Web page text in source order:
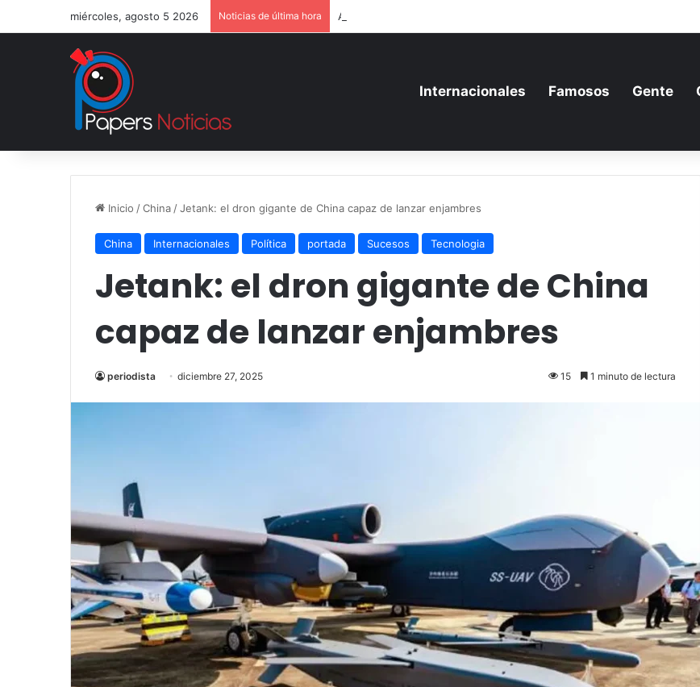
miércoles, agosto 5 2026 Noticias de última hora Alemania aumenta su gasto militar y busca consolidarse como potencia
Internacionales Famosos Gente
Inicio /China /Jetank: el dron gigante de China capaz de lanzar enjambres
China Internacionales Política portada Sucesos Tecnologia
Jetank: el dron gigante de China
capaz de lanzar enjambres
periodista diciembre 27, 2025 15 1 minuto de lectura